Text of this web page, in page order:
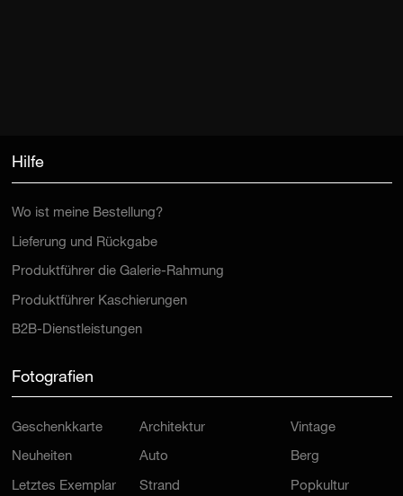
Hilfe
Wo ist meine Bestellung?
Lieferung und Rückgabe
Produktführer die Galerie-Rahmung
Produktführer Kaschierungen
B2B-Dienstleistungen
Fotografien
Geschenkkarte
Neuheiten
Letztes Exemplar
Architektur
Auto
Strand
Vintage
Berg
Popkultur